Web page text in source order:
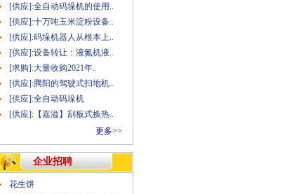
[供应]:全自动码垛机的使用..
[供应]:十万吨玉米淀粉设备..
[供应]:码垛机器人从根本上..
[供应]:设备转让：液氮机液..
[求购]:大量收购2021年..
[供应]:腾阳的驾驶式扫地机..
[供应]:全自动码垛机
[供应]:【嘉溢】刮板式换热..
更多>>
企业招聘
花生饼